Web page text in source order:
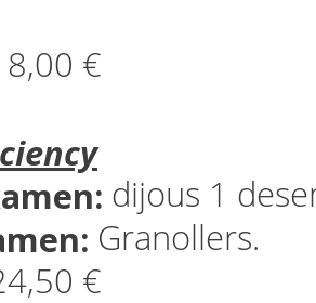
€
dijous 1
Granollers.
€